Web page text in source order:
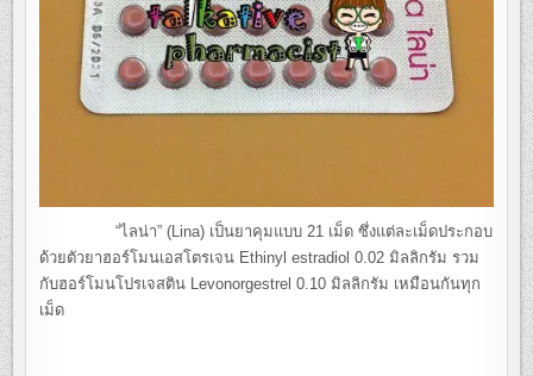
“ไลน่า” (Lina) เป็นยาคุมแบบ 21 เม็ด ซึ่งแต่ละเม็ดประกอบ
ด้วยตัวยาฮอร์โมนเอสโตรเจน Ethinyl estradiol 0.02 มิลลิกรัม รวม
กับฮอร์โมนโปรเจสติน Levonorgestrel 0.10 มิลลิกรัม เหมือนกันทุก
เม็ด